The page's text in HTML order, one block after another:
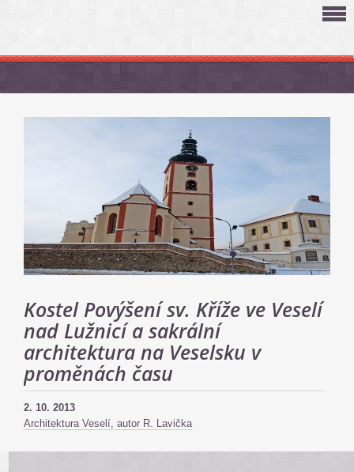
Kostel Povýšení sv. Kříže ve Veselí
nad Lužnicí a sakrální
architektura na Veselsku v
proměnách času
2. 10. 2013
Architektura Veselí, autor R. Lavička